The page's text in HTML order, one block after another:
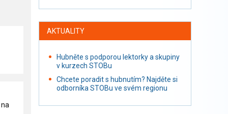
AKTUALITY
Hubněte s podporou lektorky a skupiny
v kurzech STOBu
Chcete poradit s hubnutím? Najděte si
odborníka STOBu ve svém regionu